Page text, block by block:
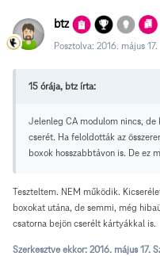
btz
Posztolva: 2016. május 17.
15 órája, btz írta:
Jelenleg CA modulom nincs,
cserét. Ha feloldották az
boxok hosszabbtávon is. De ez
Teszteltem. NEM működik.
boxokat utána, de semmi, még
csatorna bejön cserélt kártyákkal is.
Szerkesztve ekkor: 2016. május 17.